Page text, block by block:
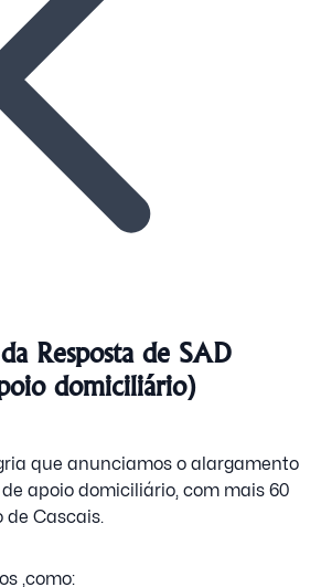
Resposta de SAD
domiciliário)
que anunciamos o alargamento
apoio domiciliário, com mais 60
de Cascais.
,como: